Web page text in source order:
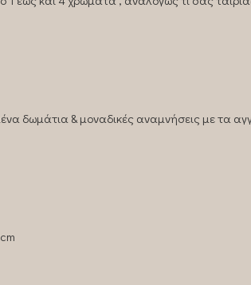
δωμάτια & μοναδικές αναμνήσεις με τα